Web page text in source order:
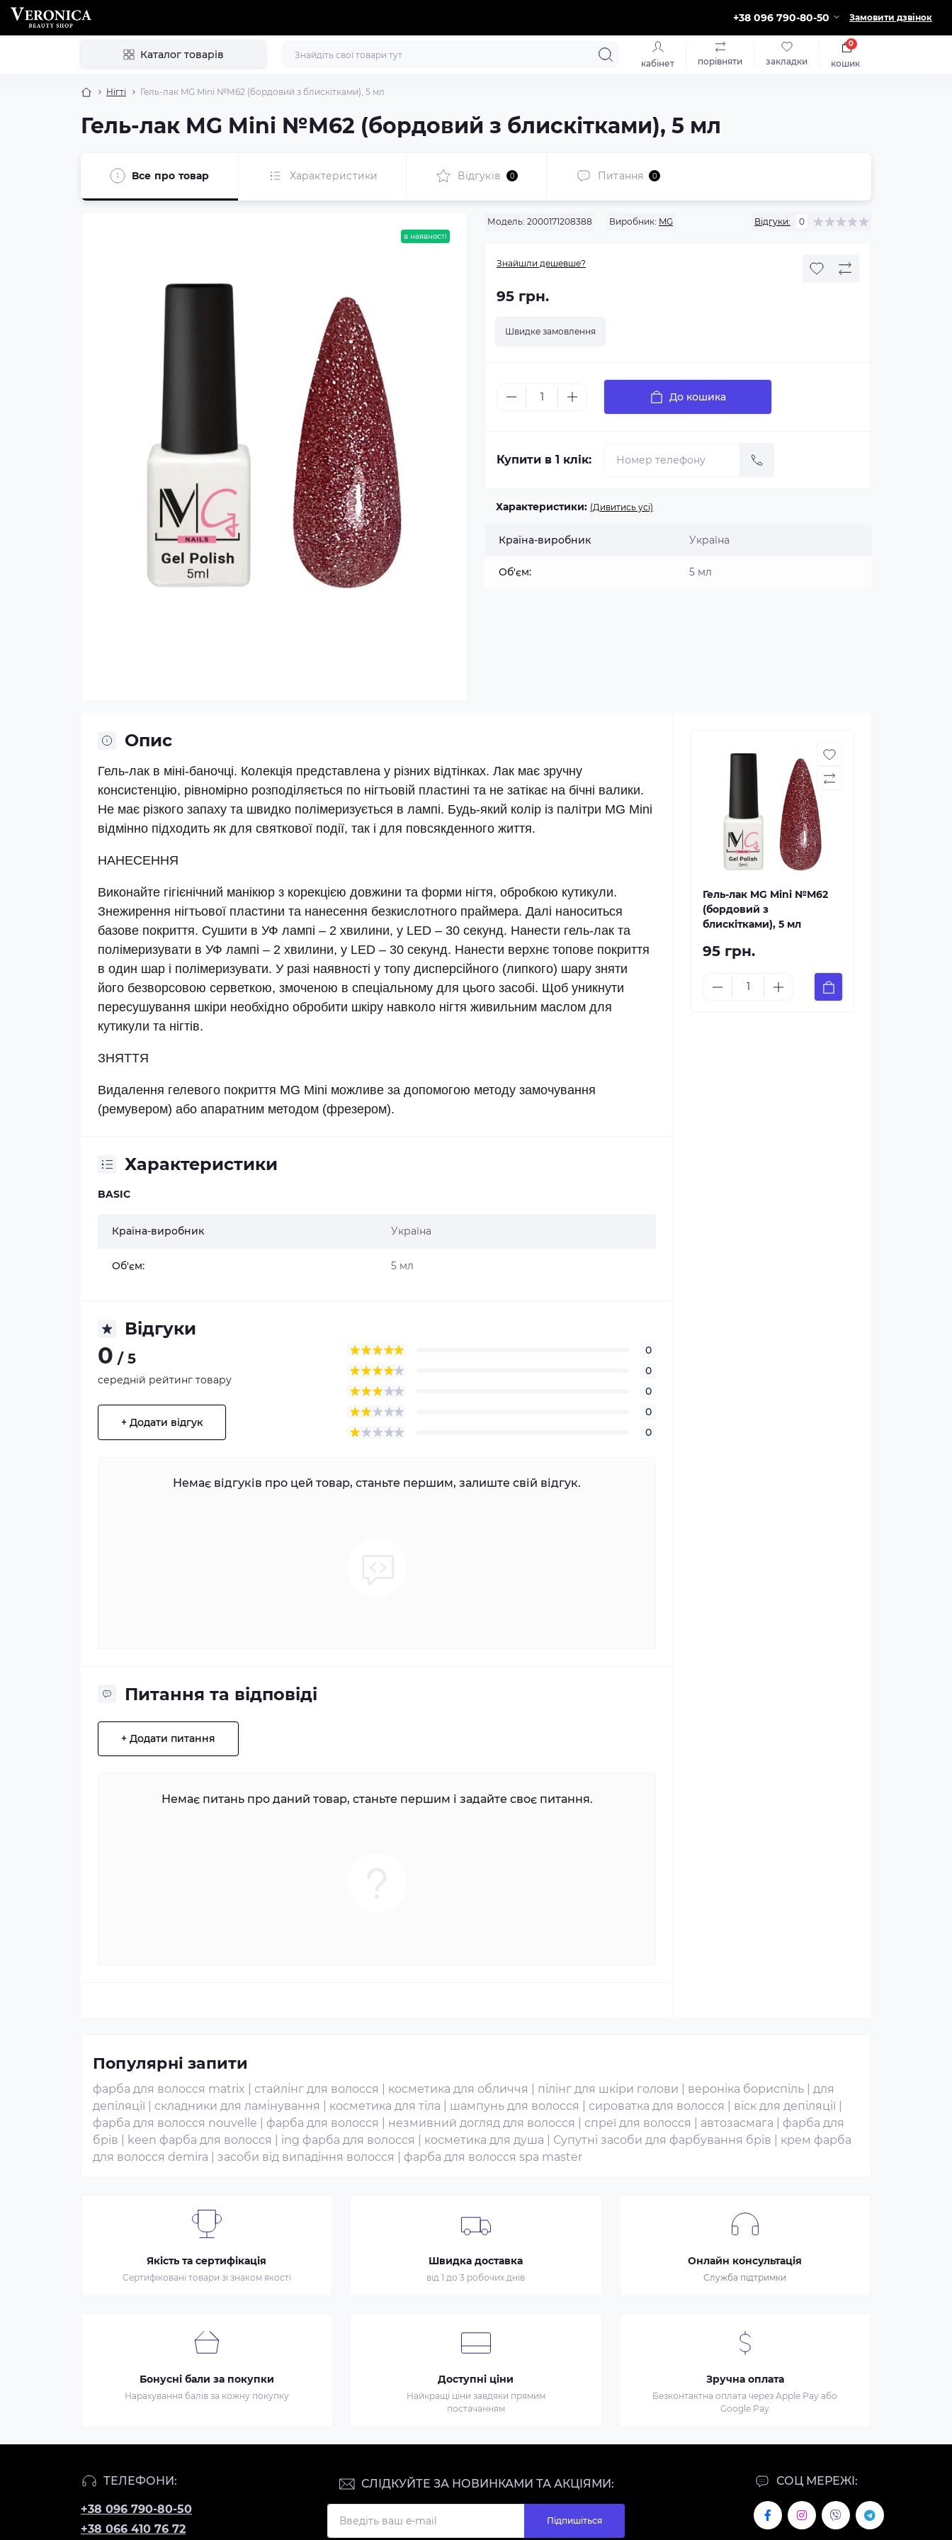
+38 096 790-80-50 Замовити дзвінок
Каталог товарів
кабінет порівняти закладки кошик
0
Нігті Гель-лак MG Mini №М62 (бордовий з блискітками), 5 мл
Гель-лак MG Mini №М62 (бордовий з блискітками), 5 мл
Все про товар Характеристики Відгуків 0 Питання 0
в наявності
Модель: 2000171208388 Виробник: MG Відгуки: 0
Знайшли дешевше?
95 грн.
Швидке замовлення
До кошика
Купити в 1 клік:
Характеристики: (Дивитись усі)
Країна-виробник Україна
Об'єм: 5 мл
Опис
Гель-лак в міні-баночці. Колекція представлена у різних відтінках. Лак має зручну
консистенцію, рівномірно розподіляється по нігтьовій пластині та не затікає на бічні валики.
Не має різкого запаху та швидко полімеризується в лампі. Будь-який колір із палітри MG Mini
відмінно підходить як для святкової події, так і для повсякденного життя.
НАНЕСЕННЯ
Виконайте гігієнічний манікюр з корекцією довжини та форми нігтя, обробкою кутикули.
Знежирення нігтьової пластини та нанесення безкислотного праймера. Далі наноситься
базове покриття. Сушити в УФ лампі – 2 хвилини, у LED – 30 секунд. Нанести гель-лак та
полімеризувати в УФ лампі – 2 хвилини, у LED – 30 секунд. Нанести верхнє топове покриття
в один шар і полімеризувати. У разі наявності у топу дисперсійного (липкого) шару зняти
його безворсовою серветкою, змоченою в спеціальному для цього засобі. Щоб уникнути
пересушування шкіри необхідно обробити шкіру навколо нігтя живильним маслом для
кутикули та нігтів.
ЗНЯТТЯ
Видалення гелевого покриття MG Mini можливе за допомогою методу замочування
(ремувером) або апаратним методом (фрезером).
Характеристики
BASIC
Країна-виробник Україна
Об'єм: 5 мл
Відгуки
0 / 5
середній рейтинг товару
+ Додати відгук
0
0
0
0
0
Немає відгуків про цей товар, станьте першим, залиште свій відгук.
Питання та відповіді
+ Додати питання
Немає питань про даний товар, станьте першим і задайте своє питання.
Гель-лак MG Mini №М62
(бордовий з
блискітками), 5 мл
95 грн.
Популярні запити
фарба для волосся matrix стайлінг для волосся косметика для обличчя пілінг для шкіри голови вероніка бориспіль
для
депіляції
складники для ламінування косметика для тіла шампунь для волосся сироватка для волосся віск для депіляції
фарба для волосся nouvelle
фарба для волосся незмивний догляд для волосся спреї для волосся автозасмага
фарба для
брів
keen фарба для волосся ing фарба для волосся косметика для душа Супутні засоби для фарбування брів
крем фарба
для волосся demira
засоби від випадіння волосся фарба для волосся spa master
Якість та сертифікація
Сертифіковані товари зі знаком якості
Швидка доставка
від 1 до 3 робочих днів
Онлайн консультація
Служба підтримки
Бонусні бали за покупки
Нарахування балів за кожну покупку
Доступні ціни
Найкращі ціни завдяки прямим
постачанням
Зручна оплата
Безконтактна оплата через Apple Pay або
Google Pay
ТЕЛЕФОНИ:
+38 096 790-80-50
+38 066 410 76 72
СОЦ МЕРЕЖІ:
СЛІДКУЙТЕ ЗА НОВИНКАМИ ТА АКЦІЯМИ:
Підпишіться